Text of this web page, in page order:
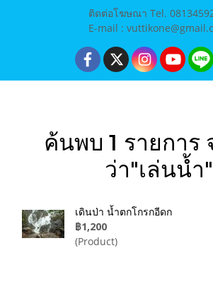
ติดต่อโฆษณา Tel.
E-mail :
ค้นพบ 1 รายการ
ว่า"เล่นน้ำ"
เดินป่า น้ำตกโกรกอีดก
฿1,200
(Product)